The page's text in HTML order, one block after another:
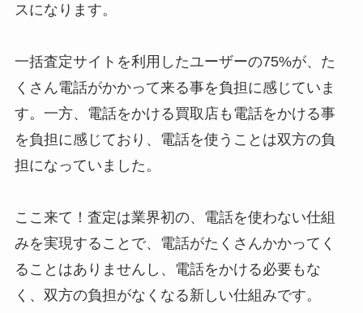
スになります。
一括査定サイトを利用したユーザーの75%が、た
くさん電話がかかって来る事を負担に感じていま
す。一方、電話をかける買取店も電話をかける事
を負担に感じており、電話を使うことは双方の負
担になっていました。
ここ来て！査定は業界初の、電話を使わない仕組
みを実現することで、電話がたくさんかかってく
ることはありませんし、電話をかける必要もな
く、双方の負担がなくなる新しい仕組みです。